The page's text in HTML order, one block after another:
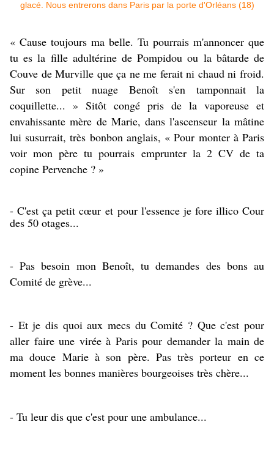
« Cause toujours ma belle. Tu pourrais m'annoncer que
tu es la fille adultérine de Pompidou ou la bâtarde de
Couve de Murville que ça ne me ferait ni chaud ni froid.
Sur son petit nuage Benoît s'en tamponnait la
coquillette... » Sitôt congé pris de la vaporeuse et
envahissante mère de Marie, dans l'ascenseur la mâtine
lui susurrait, très bonbon anglais, « Pour monter à Paris
voir mon père tu pourrais emprunter la 2 CV de ta
copine Pervenche ? »
- C'est ça petit cœur et pour l'essence je fore illico Cour
des 50 otages...
- Pas besoin mon Benoît, tu demandes des bons au
Comité de grève...
- Et je dis quoi aux mecs du Comité ? Que c'est pour
aller faire une virée à Paris pour demander la main de
ma douce Marie à son père. Pas très porteur en ce
moment les bonnes manières bourgeoises très chère...
- Tu leur dis que c'est pour une ambulance...